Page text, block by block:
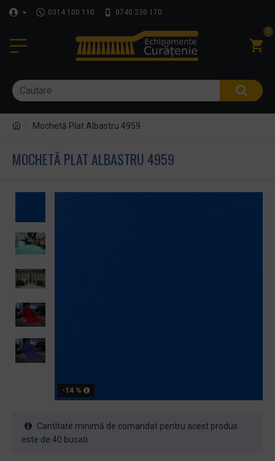
0314 100 110 0740 230 170
0
Mochetă Plat Albastru 4959
MOCHETĂ PLAT ALBASTRU 4959
-14 %
Cantitate minimă de comandat pentru acest produs
este de 40 bucati